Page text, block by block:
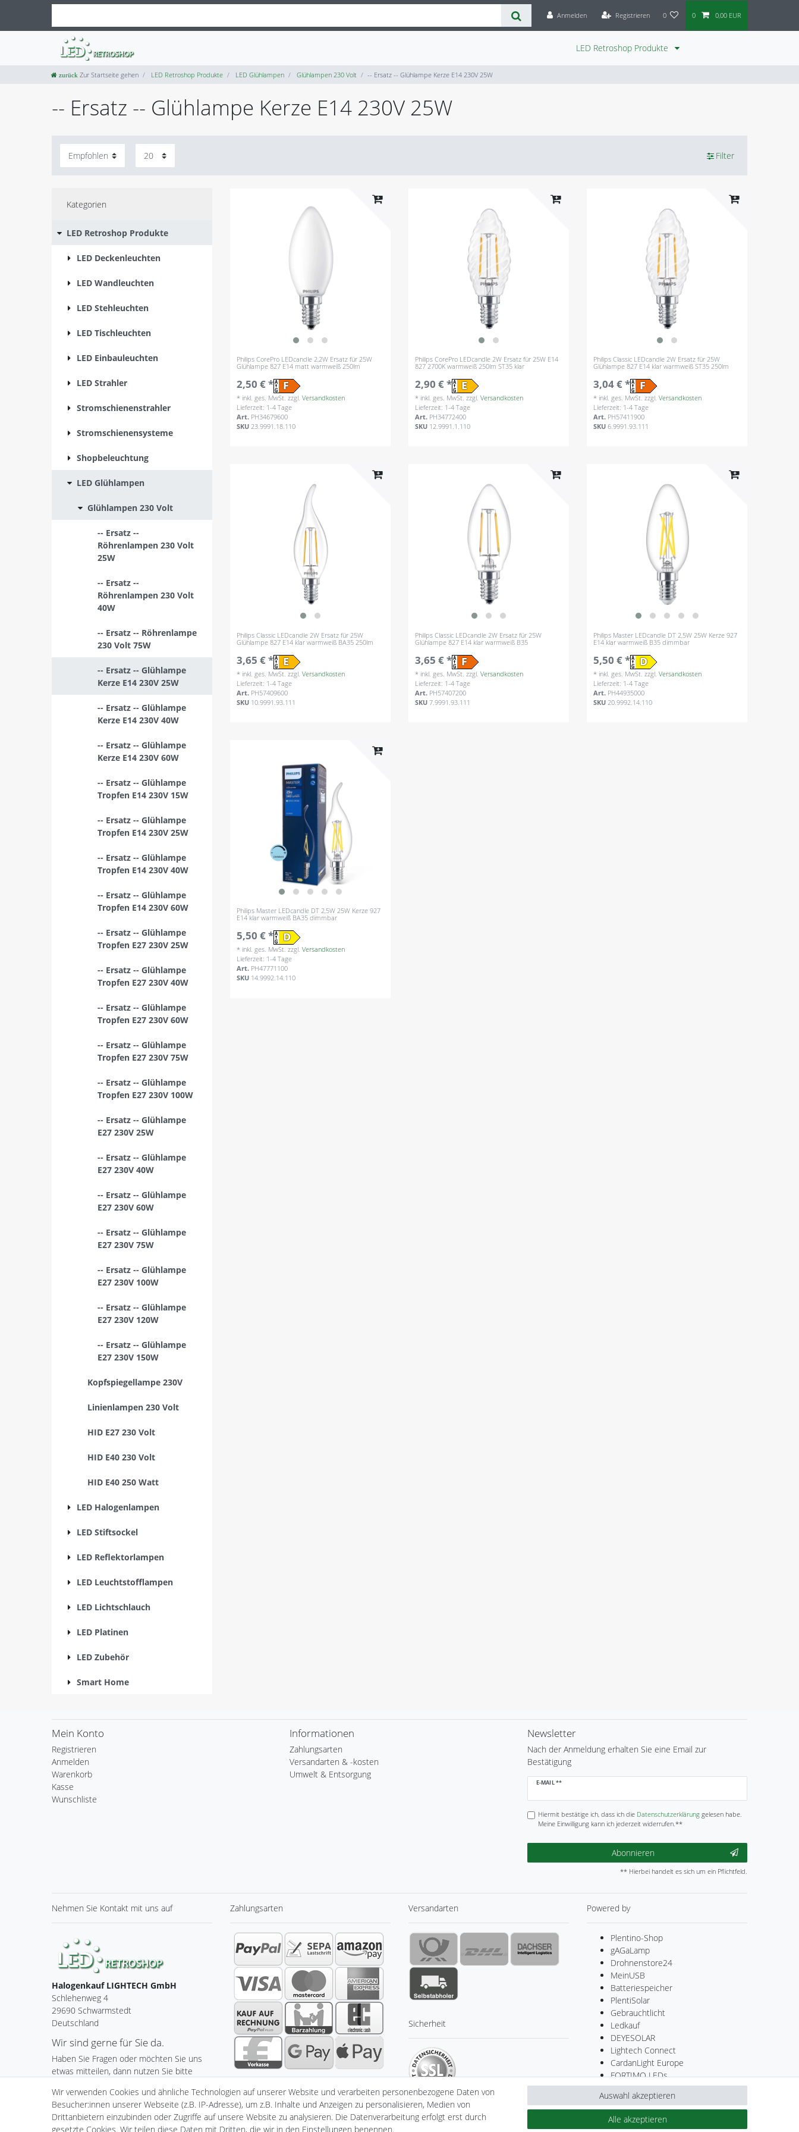
Anmelden Registrieren 0 0 0,00 EUR
LED Retroshop Produkte
Zur Startseite gehen LED Retroshop Produkte LED Glühlampen Glühlampen 230 Volt -- Ersatz -- Glühlampe Kerze E14 230V 25W
-- Ersatz -- Glühlampe Kerze E14 230V 25W
Filter
Kategorien
LED Retroshop Produkte
LED Deckenleuchten
LED Wandleuchten
LED Stehleuchten
LED Tischleuchten
LED Einbauleuchten
LED Strahler
Stromschienenstrahler
Stromschienensysteme
Shopbeleuchtung
LED Glühlampen
Glühlampen 230 Volt
-- Ersatz --
Röhrenlampen 230 Volt
25W
-- Ersatz --
Röhrenlampen 230 Volt
40W
-- Ersatz -- Röhrenlampe
230 Volt 75W
-- Ersatz -- Glühlampe
Kerze E14 230V 25W
-- Ersatz -- Glühlampe
Kerze E14 230V 40W
-- Ersatz -- Glühlampe
Kerze E14 230V 60W
-- Ersatz -- Glühlampe
Tropfen E14 230V 15W
-- Ersatz -- Glühlampe
Tropfen E14 230V 25W
-- Ersatz -- Glühlampe
Tropfen E14 230V 40W
-- Ersatz -- Glühlampe
Tropfen E14 230V 60W
-- Ersatz -- Glühlampe
Tropfen E27 230V 25W
-- Ersatz -- Glühlampe
Tropfen E27 230V 40W
-- Ersatz -- Glühlampe
Tropfen E27 230V 60W
-- Ersatz -- Glühlampe
Tropfen E27 230V 75W
-- Ersatz -- Glühlampe
Tropfen E27 230V 100W
-- Ersatz -- Glühlampe
E27 230V 25W
-- Ersatz -- Glühlampe
E27 230V 40W
-- Ersatz -- Glühlampe
E27 230V 60W
-- Ersatz -- Glühlampe
E27 230V 75W
-- Ersatz -- Glühlampe
E27 230V 100W
-- Ersatz -- Glühlampe
E27 230V 120W
-- Ersatz -- Glühlampe
E27 230V 150W
Kopfspiegellampe 230V
Linienlampen 230 Volt
HID E27 230 Volt
HID E40 230 Volt
HID E40 250 Watt
LED Halogenlampen
LED Stiftsockel
LED Reflektorlampen
LED Leuchtstofflampen
LED Lichtschlauch
LED Platinen
LED Zubehör
Smart Home
Philips CorePro LEDcandle 2,2W Ersatz für 25W
Glühlampe 827 E14 matt warmweiß 250lm
2,50 € *
* inkl. ges. MwSt. zzgl.Versandkosten
Lieferzeit: 1-4 Tage
Art. PH34679600
SKU23.9991.18.110
Philips CorePro LEDcandle 2W Ersatz für 25W E14
827 2700K warmweiß 250lm ST35 klar
2,90 € *
* inkl. ges. MwSt. zzgl.Versandkosten
Lieferzeit: 1-4 Tage
Art. PH34772400
SKU 12.9991.1.110
Philips Classic LEDcandle 2W Ersatz für 25W
Glühlampe 827 E14 klar warmweiß ST35 250lm
3,04 € *
* inkl. ges. MwSt. zzgl.Versandkosten
Lieferzeit: 1-4 Tage
Art. PH57411900
SKU6.9991.93.111
Philips Classic LEDcandle 2W Ersatz für 25W
Glühlampe 827 E14 klar warmweiß BA35 250lm
3,65 € *
* inkl. ges. MwSt. zzgl.Versandkosten
Lieferzeit: 1-4 Tage
Art. PH57409600
SKU 10.9991.93.111
Philips Classic LEDcandle 2W Ersatz für 25W
Glühlampe 827 E14 klar warmweiß B35
3,65 € *
* inkl. ges. MwSt. zzgl.Versandkosten
Lieferzeit: 1-4 Tage
Art. PH57407200
SKU7.9991.93.111
Philips Master LEDcandle DT 2,5W 25W Kerze 927
E14 klar warmweiß B35 dimmbar
5,50 € *
* inkl. ges. MwSt. zzgl.Versandkosten
Lieferzeit: 1-4 Tage
Art. PH44935000
SKU 20.9992.14.110
Philips Master LEDcandle DT 2,5W 25W Kerze 927
E14 klar warmweiß BA35 dimmbar
5,50 € *
* inkl. ges. MwSt. zzgl.Versandkosten
Lieferzeit: 1-4 Tage
Art. PH47771100
SKU 14.9992.14.110
Mein Konto
Registrieren
Anmelden
Warenkorb
Kasse
Wunschliste
Informationen
Zahlungsarten
Versandarten & -kosten
Umwelt & Entsorgung
Newsletter
Nach der Anmeldung erhalten Sie eine Email zur
Bestätigung
E-MAIL **
Newsletter
Hiermit bestätige ich, dass ich die Daten­schutz­erklärunggelesen habe.
Meine Einwilligung kann ich jederzeit widerrufen.**
Abonnieren
** Hierbei handelt es sich um ein Pflichtfeld.
Nehmen Sie Kontakt mit uns auf
Halogenkauf LIGHTECH GmbH
Schlehenweg 4
29690 Schwarmstedt
Deutschland
Wir sind gerne für Sie da.
Haben Sie Fragen oder möchten Sie uns
etwas mitteilen, dann nutzen Sie bitte
Zum Kontaktformular
Zahlungsarten Versandarten
Sicherheit
Powered by
Plentino-Shop
gAGaLamp
Drohnenstore24
MeinUSB
Batteriespeicher
PlentiSolar
Gebrauchtlicht
Ledkauf
DEYESOLAR
Lightech Connect
CardanLight Europe
FORTIMO LEDs
Cardanlight-Shop
Wallbox24
Wir verwenden Cookies und ähnliche Technologien auf unserer Website und verarbeiten personenbezogene Daten von
Besucher:innen unserer Webseite (z.B. IP-Adresse), um z.B. Inhalte und Anzeigen zu personalisieren, Medien von
Drittanbietern einzubinden oder Zugriffe auf unsere Website zu analysieren. Die Datenverarbeitung erfolgt erst durch
gesetzte Cookies. Wir teilen diese Daten mit Dritten, die wir in den Einstellungen benennen.
Alle akzeptieren
Auswahl akzeptieren